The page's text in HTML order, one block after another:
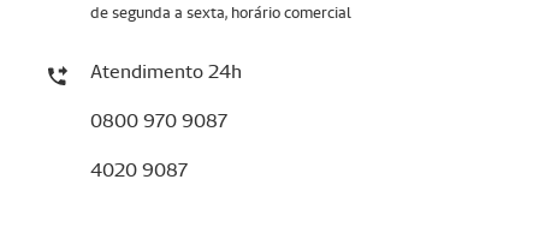
de segunda a sexta, horário comercial
Atendimento 24h
0800 970 9087
4020 9087